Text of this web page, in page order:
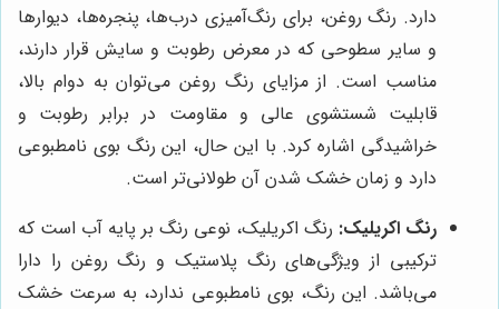
دارد. رنگ روغن، برای رنگ‌آمیزی درب‌ها، پنجره‌ها، دیوارها
و سایر سطوحی که در معرض رطوبت و سایش قرار دارند،
مناسب است. از مزایای رنگ روغن می‌توان به دوام بالا،
قابلیت شستشوی عالی و مقاومت در برابر رطوبت و
خراشیدگی اشاره کرد. با این حال، این رنگ بوی نامطبوعی
دارد و زمان خشک شدن آن طولانی‌تر است.
رنگ اکریلیک: رنگ اکریلیک، نوعی رنگ بر پایه آب است که
ترکیبی از ویژگی‌های رنگ پلاستیک و رنگ روغن را دارا
می‌باشد. این رنگ، بوی نامطبوعی ندارد، به سرعت خشک